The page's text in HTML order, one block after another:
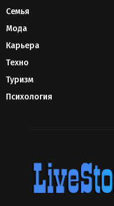
Семья
Мода
Карьера
Техно
Туризм
Психология